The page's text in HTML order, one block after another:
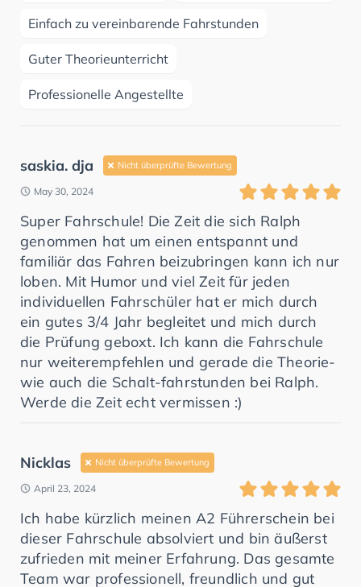
Einfach zu vereinbarende Fahrstunden
Guter Theorieunterricht
Professionelle Angestellte
saskia. dja Nicht überprüfte Bewertung
May 30, 2024
Super Fahrschule! Die Zeit die sich Ralph
genommen hat um einen entspannt und
familiär das Fahren beizubringen kann ich nur
loben. Mit Humor und viel Zeit für jeden
individuellen Fahrschüler hat er mich durch
ein gutes 3/4 Jahr begleitet und mich durch
die Prüfung geboxt. Ich kann die Fahrschule
nur weiterempfehlen und gerade die Theorie-
wie auch die Schalt-fahrstunden bei Ralph.
Werde die Zeit echt vermissen :)
Nicklas Nicht überprüfte Bewertung
April 23, 2024
Ich habe kürzlich meinen A2 Führerschein bei
dieser Fahrschule absolviert und bin äußerst
zufrieden mit meiner Erfahrung. Das gesamte
Team war professionell, freundlich und gut